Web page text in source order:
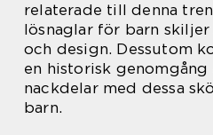
relaterade till denna
lösnaglar för barn
och design. Dessutom
en historisk
nackdelar med dessa
barn.